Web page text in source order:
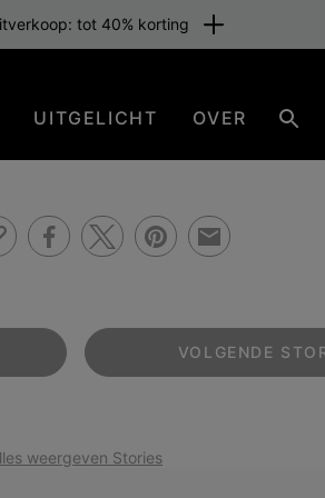
tot 40% korting
UITGELICHT OVER
VOLGENDE
weergeven Stories